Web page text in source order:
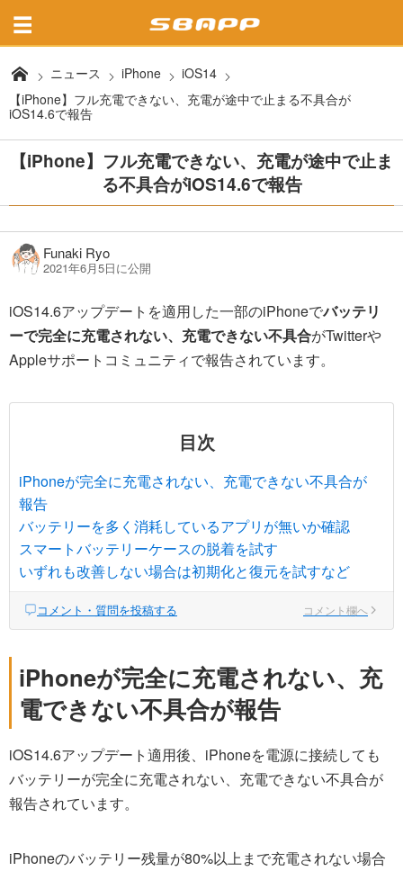
ニュース iPhone
iOS14
【iPhone】フル充電できない、充電が途中で止まる不具合が
iOS14.6で報告
【iPhone】フル充電できない、充電が途中で止ま
る不具合がiOS14.6で報告
Funaki Ryo
2021年6月5日に公開
iOS14.6アップデートを適用した一部のiPhoneでバッテリ
ーで完全に充電されない、充電できない不具合がTwitterや
Appleサポートコミュニティで報告されています。
目次
iPhoneが完全に充電されない、充電できない不具合が
報告
バッテリーを多く消耗しているアプリが無いか確認
スマートバッテリーケースの脱着を試す
いずれも改善しない場合は初期化と復元を試すなど
コメント・質問を投稿する コメント欄へ
iPhoneが完全に充電されない、充
電できない不具合が報告
iOS14.6アップデート適用後、iPhoneを電源に接続しても
バッテリーが完全に充電されない、充電できない不具合が
報告されています。
iPhoneのバッテリー残量が80%以上まで充電されない場合